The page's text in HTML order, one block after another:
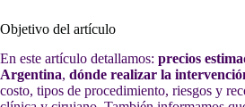
Objetivo del artículo
En este artículo detallamos: precios
Argentina, dónde realizar la
costo, tipos de procedimiento, riesgos y